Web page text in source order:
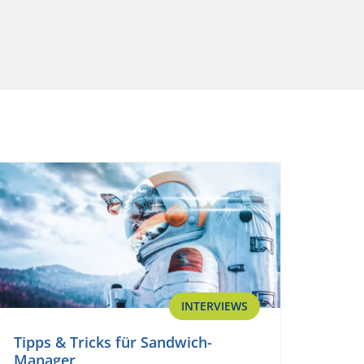
INTERVIEWS
Tipps & Tricks für Sandwich-
Manager